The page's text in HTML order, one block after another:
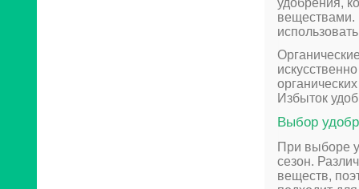
удобрения,
веществами.
Избыток
Выбор
При выборе
сезон.
веществ,